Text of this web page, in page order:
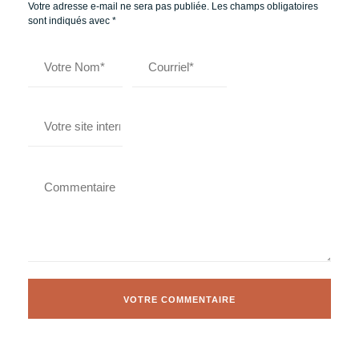
Votre adresse e-mail ne sera pas publiée. Les champs obligatoires
sont indiqués avec *